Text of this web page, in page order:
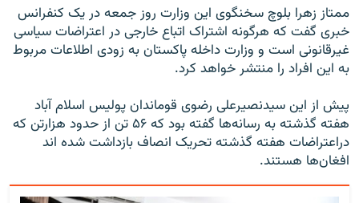
ممتاز زهرا بلوچ سخنگوی این وزارت روز جمعه در یک کنفرانس
خبری گفت که هرگونه اشتراک اتباع خارجی در اعتراضات سیاسی
غیرقانونی است و وزارت داخله پاکستان به زودی اطلاعات مربوط
به این افراد را منتشر خواهد کرد.
پیش از این سیدنصیرعلی رضوی قوماندان پولیس اسلام آباد
هفته گذشته به رسانه‌ها گفته بود که ۵۶ تن از حدود هزارتن که
دراعتراضات هفته گذشته تحریک انصاف بازداشت شده اند
افغان‌ها هستند.